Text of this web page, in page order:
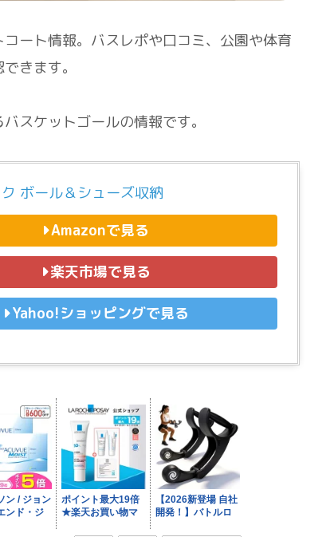
ート情報。バスレポや口コミ、公園や体育
きます。
スケットゴールの情報です。
ボール＆シューズ収納
Amazonで見る
楽天市場で見る
Yahoo!ショッピングで見る